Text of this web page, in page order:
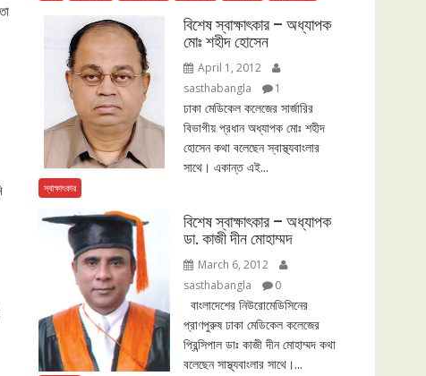
বিশেষ স্বাক্ষাৎকার – অধ্যাপক
মোঃ শহীদ হোসেন
April 1, 2012
sasthabangla
1
ঢাকা মেডিকেল কলেজের সার্জারির
বিভাগীয় প্রধান অধ্যাপক মোঃ শহীদ
হোসেন কথা বলেছেন স্বাস্থ্যবাংলার
সাথে। একান্ত এই...
স্বাক্ষাৎকার
বিশেষ স্বাক্ষাৎকার – অধ্যাপক
ডা. কাজী দীন মোহাম্মদ
March 6, 2012
sasthabangla
0
বাংলাদেশের নিউরোমেডিসিনের
প্রাণপুরুষ ঢাকা মেডিকেল কলেজের
প্রিন্সিপাল ডাঃ কাজী দীন মোহাম্মদ কথা
বলেছেন সাস্থ্যবাংলার সাথে।...